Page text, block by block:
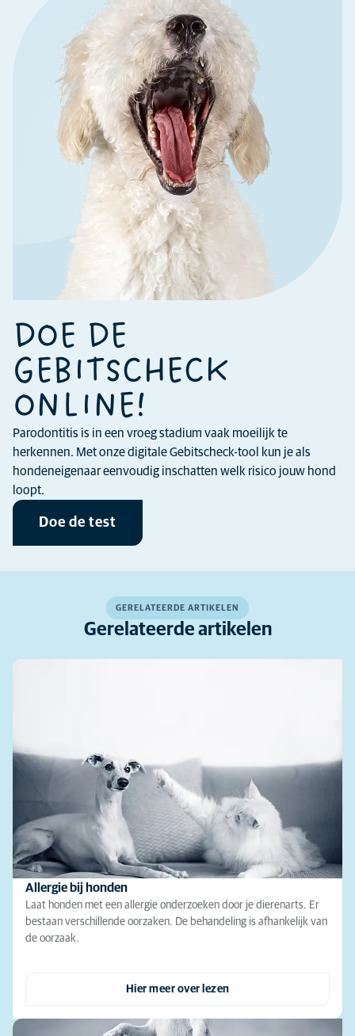
DOE DE
GEBITSCHECK
ONLINE!
Parodontitis is in een vroeg stadium vaak moeilijk te
herkennen. Met onze digitale Gebitscheck-tool kun je als
hondeneigenaar eenvoudig inschatten welk risico jouw hond
loopt.
Doe de test
GERELATEERDE ARTIKELEN
Gerelateerde artikelen
Allergie bij honden
Laat honden met een allergie onderzoeken door je dierenarts. Er
bestaan verschillende oorzaken. De behandeling is afhankelijk van
de oorzaak.
Hier meer over lezen